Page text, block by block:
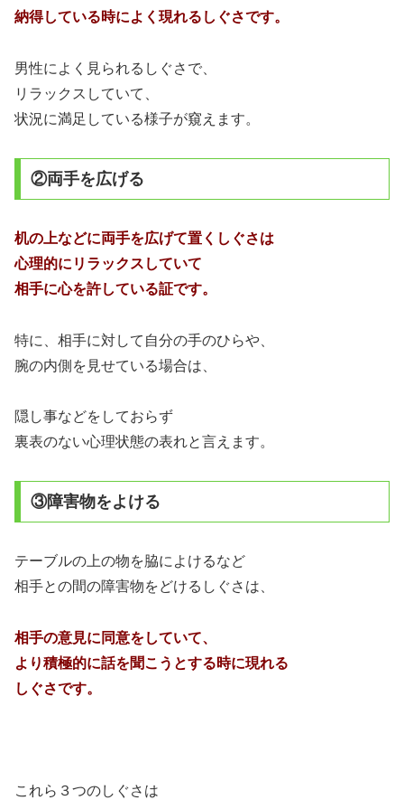
納得している時によく現れるしぐさです。
男性によく見られるしぐさで、
リラックスしていて、
状況に満足している様子が窺えます。
②両手を広げる
机の上などに両手を広げて置くしぐさは
心理的にリラックスしていて
相手に心を許している証です。
特に、相手に対して自分の手のひらや、
腕の内側を見せている場合は、
隠し事などをしておらず
裏表のない心理状態の表れと言えます。
③障害物をよける
テーブルの上の物を脇によけるなど
相手との間の障害物をどけるしぐさは、
相手の意見に同意をしていて、
より積極的に話を聞こうとする時に現れる
しぐさです。
これら３つのしぐさは